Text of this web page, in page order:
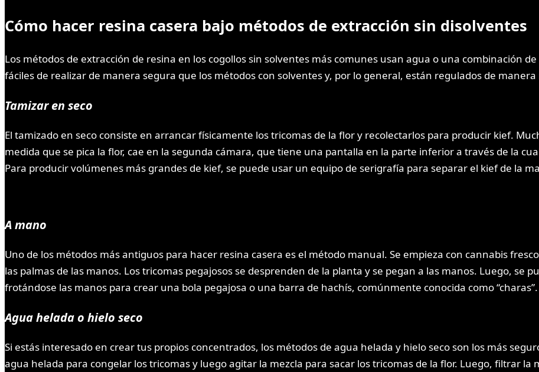
Cómo hacer resina casera bajo métodos de extracción sin disolventes
Los métodos de extracción de resina en los cogollos sin solventes más comunes usan agua o una combinación
fáciles de realizar de manera segura que los métodos con solventes y, por lo general, están regulados de
Tamizar en seco
El tamizado en seco consiste en arrancar físicamente los tricomas de la flor y recolectarlos para producir kief.
medida que se pica la flor, cae en la segunda cámara, que tiene una pantalla en la parte inferior a través de la
Para producir volúmenes más grandes de kief, se puede usar un equipo de serigrafía para separar el kief de la
A mano
Uno de los métodos más antiguos para hacer resina casera es el método manual. Se empieza con cannabis
las palmas de las manos. Los tricomas pegajosos se desprenden de la planta y se pegan a las manos. Luego, se
frotándose las manos para crear una bola pegajosa o una barra de hachís, comúnmente conocida como “charas”.
Agua helada o hielo seco
Si estás interesado en crear tus propios concentrados, los métodos de agua helada y hielo seco son los más
agua helada para congelar los tricomas y luego agitar la mezcla para sacar los tricomas de la flor. Luego, filtrar